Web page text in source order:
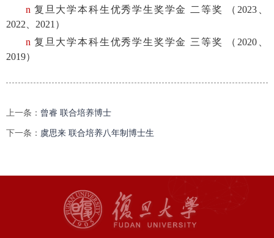
n 复旦大学本科生优秀学生奖学金 二等奖 （2023、
2022、2021）
n 复旦大学本科生优秀学生奖学金 三等奖 （2020、
2019）
上一条： 曾睿 联合培养博士
下一条： 虞思来 联合培养八年制博士生